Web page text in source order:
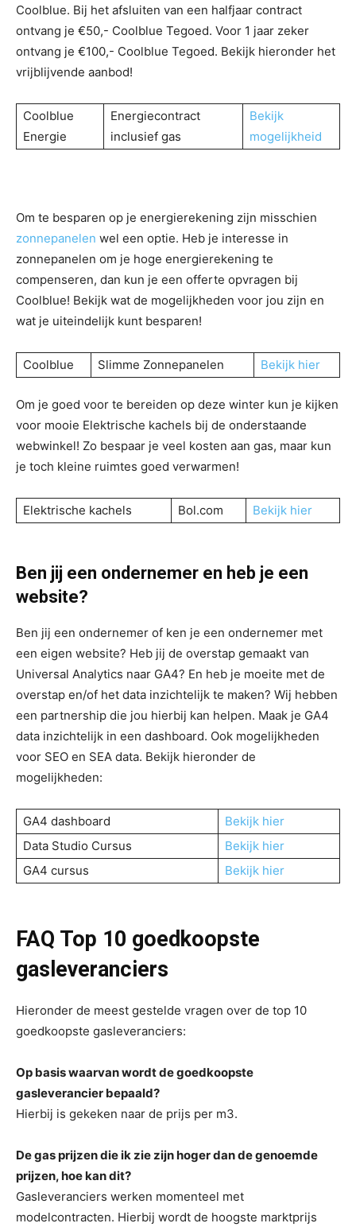
Coolblue. Bij het afsluiten van een halfjaar contract
ontvang je €50,- Coolblue Tegoed. Voor 1 jaar zeker
ontvang je €100,- Coolblue Tegoed. Bekijk hieronder het
vrijblijvende aanbod!
Coolblue
Energie
Energiecontract
inclusief gas
Bekijk
mogelijkheid
Om te besparen op je energierekening zijn misschien
zonnepanelen wel een optie. Heb je interesse in
zonnepanelen om je hoge energierekening te
compenseren, dan kun je een offerte opvragen bij
Coolblue! Bekijk wat de mogelijkheden voor jou zijn en
wat je uiteindelijk kunt besparen!
Coolblue Slimme Zonnepanelen Bekijk hier
Om je goed voor te bereiden op deze winter kun je kijken
voor mooie Elektrische kachels bij de onderstaande
webwinkel! Zo bespaar je veel kosten aan gas, maar kun
je toch kleine ruimtes goed verwarmen!
Elektrische kachels Bol.com Bekijk hier
Ben jij een ondernemer en heb je een
website?
Ben jij een ondernemer of ken je een ondernemer met
een eigen website? Heb jij de overstap gemaakt van
Universal Analytics naar GA4? En heb je moeite met de
overstap en/of het data inzichtelijk te maken? Wij hebben
een partnership die jou hierbij kan helpen. Maak je GA4
data inzichtelijk in een dashboard. Ook mogelijkheden
voor SEO en SEA data. Bekijk hieronder de
mogelijkheden:
GA4 dashboard
Bekijk hier
Data Studio Cursus
Bekijk hier
GA4 cursus
Bekijk hier
FAQ Top 10 goedkoopste
gasleveranciers
Hieronder de meest gestelde vragen over de top 10
goedkoopste gasleveranciers:
Op basis waarvan wordt de goedkoopste
gasleverancier bepaald?
Hierbij is gekeken naar de prijs per m3.
De gas prijzen die ik zie zijn hoger dan de genoemde
prijzen, hoe kan dit?
Gasleveranciers werken momenteel met
modelcontracten. Hierbij wordt de hoogste marktprijs